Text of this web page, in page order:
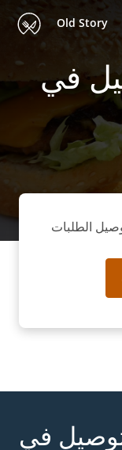
Old Story
في
الطلبات